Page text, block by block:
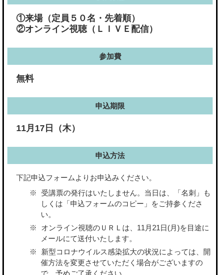
①来場（定員５０名・先着順）
②オンライン視聴（ＬＩＶＥ配信）
参加費
無料
申込期限
11月17日（木）
申込方法
下記申込フォームよりお申込みください。
受講票の発行はいたしません。当日は、「名刺」も
しくは「申込フォームのコピー」をご持参くださ
い。
オンライン視聴のＵＲＬは、11月21日(月)を目途に
メールにて送付いたします。
新型コロナウイルス感染拡大の状況によっては、開
催方法を変更させていただく場合がございますの
で、予めご了承ください。